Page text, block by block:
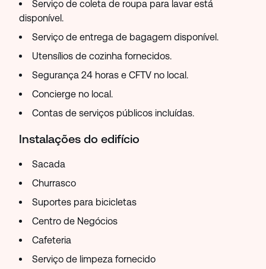
Serviço de coleta de roupa para lavar está
disponível.
Serviço de entrega de bagagem disponível.
Utensílios de cozinha fornecidos.
Segurança 24 horas e CFTV no local.
Concierge no local.
Contas de serviços públicos incluídas.
Instalações do edifício
Sacada
Churrasco
Suportes para bicicletas
Centro de Negócios
Cafeteria
Serviço de limpeza fornecido